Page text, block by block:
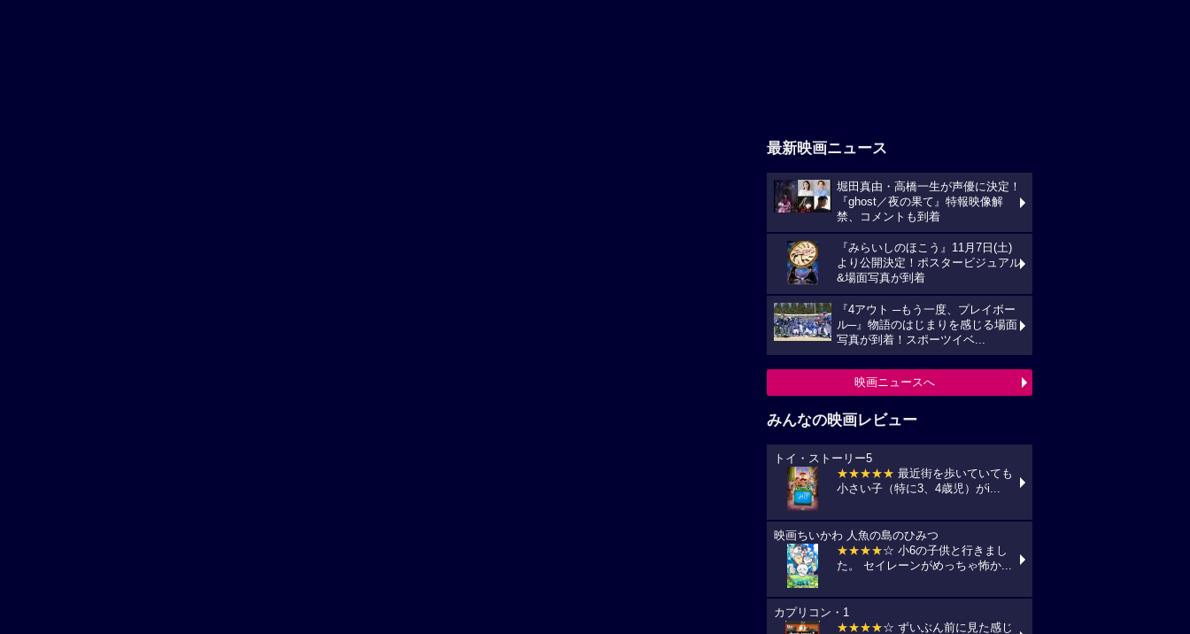
最新映画ニュース
堀田真由・高橋一生が声優に決定！
『ghost／夜の果て』特報映像解
禁、コメントも到着
『みらいしのほこう』11月7日(土)
より公開決定！ポスタービジュアル
&場面写真が到着
『4アウト ─もう一度、プレイボー
ル─』物語のはじまりを感じる場面
写真が到着！スポーツイベ...
映画ニュースへ
みんなの映画レビュー
トイ・ストーリー5
★★★★★ 最近街を歩いていても
小さい子（特に3、4歳児）がi...
映画ちいかわ 人魚の島のひみつ
★★★★☆ 小6の子供と行きまし
た。 セイレーンがめっちゃ怖か...
カプリコン・1
★★★★☆ ずいぶん前に見た感じ